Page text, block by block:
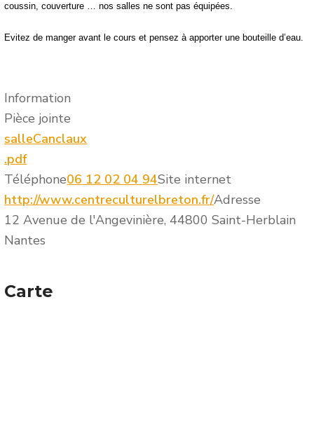
coussin, couverture … nos salles ne sont pas équipées.
Evitez de manger avant le cours et pensez à apporter une bouteille d’eau.
Information
Pièce jointe
salleCanclaux
.pdf
Téléphone06 12 02 04 94Site internet
http://www.centreculturelbreton.fr/Adresse
12 Avenue de l'Angevinière, 44800 Saint-Herblain
Nantes
Carte